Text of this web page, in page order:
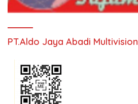
PT.Aldo Jaya Abadi Multivision